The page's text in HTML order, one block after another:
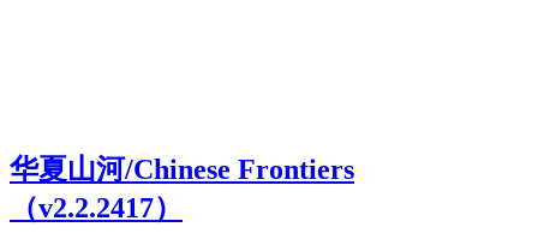
华夏山河/Chinese Frontiers
（v2.2.2417）